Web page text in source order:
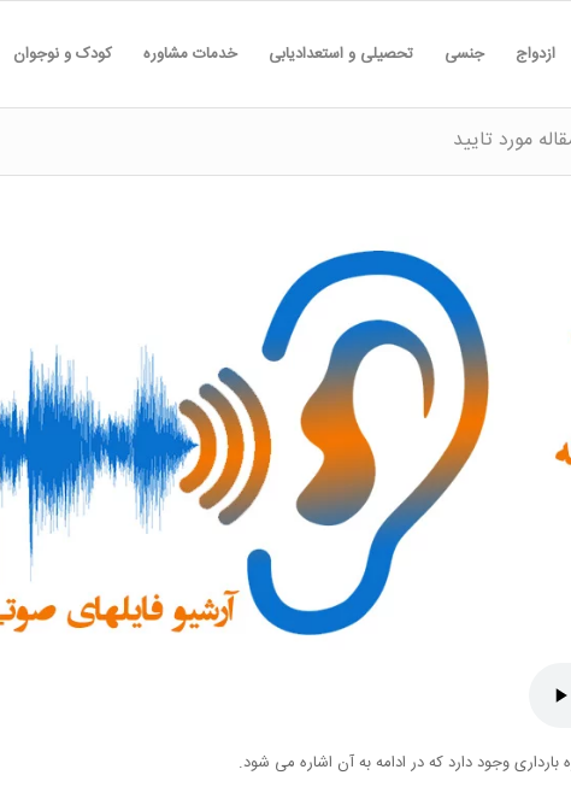
ازدواج جنسی تحصیلی و استعدادیابی خدمات مشاوره کودک و نوجوان
وجود دارد که در ادامه به آن اشاره می شود.